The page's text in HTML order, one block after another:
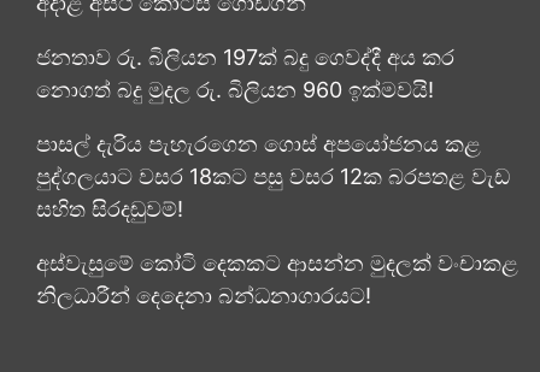
ජනතාව රු. බිලියන 197ක් බදු ගෙවද්දී අය කර
නොගත් බදු මුදල රු. බිලියන 960 ඉක්මවයි!
පාසල් දැරිය පැහැරගෙන ගොස් අපයෝජනය කළ
පුද්ගලයාට වසර 18කට පසු වසර 12ක බරපතළ වැඩ
සහිත සිරදඬුවම්!
අස්වැසුමේ කෝටි දෙකකට ආසන්න මුදලක් වංචාකළ
නිලධාරීන් දෙදෙනා බන්ධනාගාරයට!